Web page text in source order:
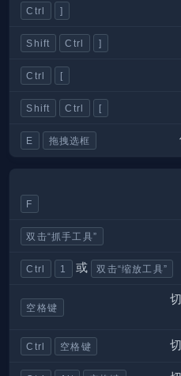
Ctrl ]
Shift Ctrl ]
Ctrl [
Shift Ctrl [
E 拖拽选框
F
双击“抓手工具”
Ctrl 1 或 双击“缩放工具”
空格键
Ctrl 空格键